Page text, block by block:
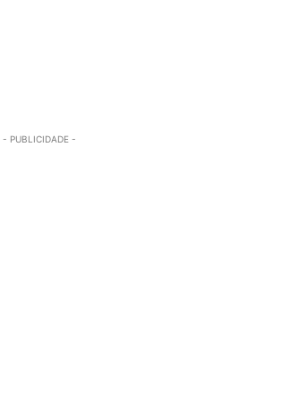
- PUBLICIDADE -